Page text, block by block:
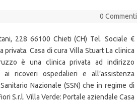
0 Commenti
228 66100 Chieti (CH) Tel. Sociale €
privata. Casa di cura Villa Stuart La clinica
è una clinica privata ad indirizzo
ricoveri ospedalieri e all’assistenza
Nazionale (SSN) che in regime di
S.r.l. Villa Verde: Portale aziendale Casa